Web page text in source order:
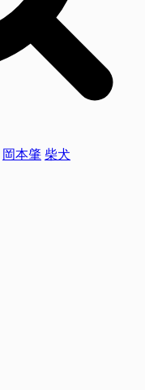
岡本肇 柴犬